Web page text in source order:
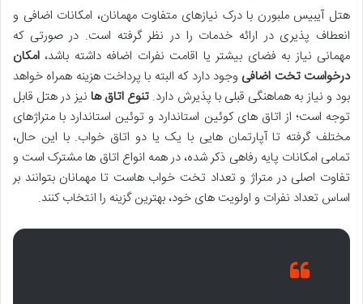
هتل آیبیس ملبورن با درک نیازهای متفاوت مهمانان، امکانات اضافی و
انعطاف پذیری در ارائه خدمات را در نظر گرفته است. در صورتی که
مهمانی نیاز به فضای بیشتر یا اقامت نفرات اضافه داشته باشد، امکان
درخواست تخت اضافی وجود دارد که البته با پرداخت هزینه همراه خواهد
بود و نیاز به هماهنگی قبلی با پذیرش دارد. تنوع اتاق ها نیز در هتل قابل
توجه است؛ از اتاق های کوئین استاندارد و توئین استاندارد با متراژهای
مختلف گرفته تا آپارتمان هایی با یک یا دو اتاق خواب. با این حال،
تمامی امکانات پایه رفاهی ذکر شده، در همه انواع اتاق ها مشترک است و
تفاوت اصلی در متراژ و تعداد تخت خواب هاست تا مهمانان بتوانند بر
اساس تعداد نفرات و اولویت های خود، بهترین گزینه را انتخاب کنند.